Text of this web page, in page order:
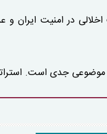
در امنیت ایران
جدی است.